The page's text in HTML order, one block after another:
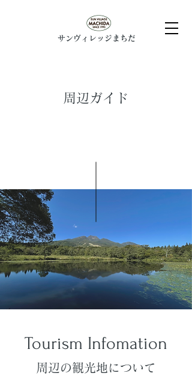
​サンヴィレッジまちだ
周辺ガイド
Tourism Infomation
周辺の観光地について